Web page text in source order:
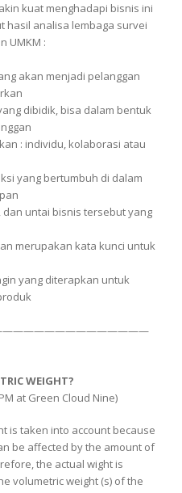
kuat menghadapi bisnis ini
hasil analisa lembaga survei
UMKM :
akan menjadi pelanggan
dibidik, bisa dalam bentuk
: individu, kolaborasi atau
yang bertumbuh di dalam
untai bisnis tersebut yang
merupakan kata kunci untuk
yang diterapkan untuk
WEIGHT?
at Green Cloud Nine)
is taken into account because
be affected by the amount of
the actual wight is
volumetric weight (s) of the